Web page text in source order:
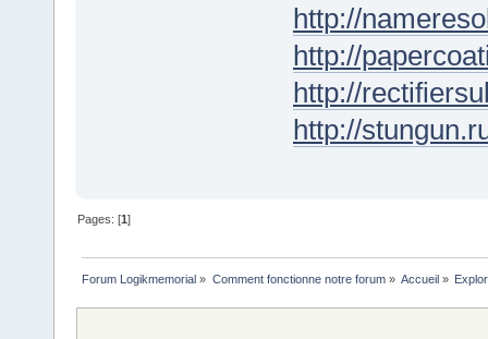
http://
http://
http://
http://
Pages: [1]
Forum Logikmemorial » Comment fonctionne notre forum» Accueil»